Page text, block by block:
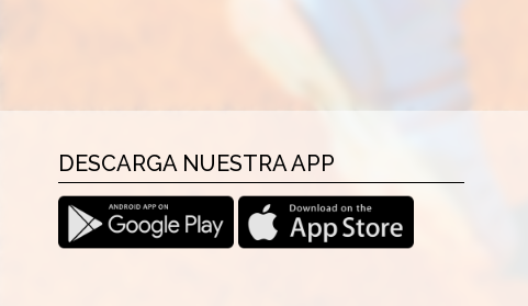
DESCARGA NUESTRA APP